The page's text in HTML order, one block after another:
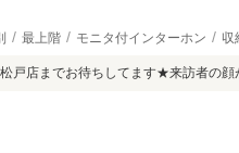
最上階 モニタ付インターホン 収
戸店までお待ちしてます★来訪者の